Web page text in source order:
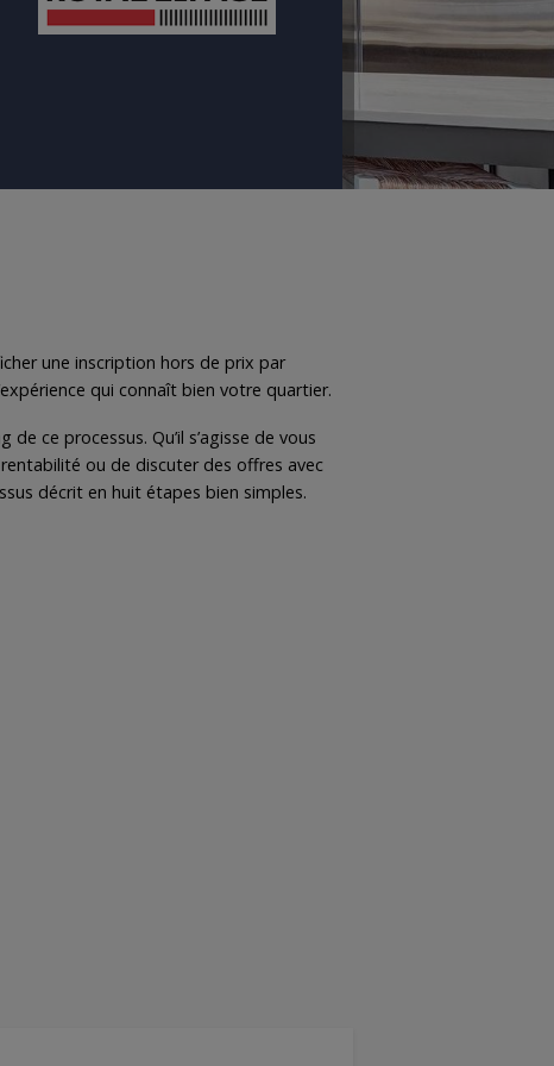
une inscription hors de prix par
qui connaît bien votre quartier.
ce processus. Qu’il s’agisse de vous
ou de discuter des offres avec
décrit en huit étapes bien simples.